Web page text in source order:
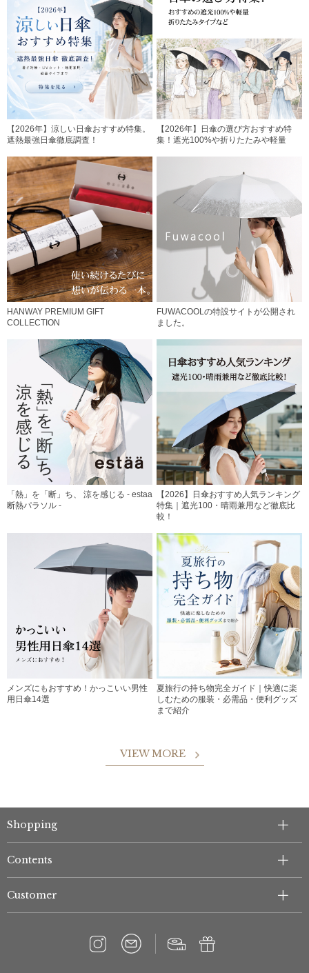
【2026年】涼しい日傘おすすめ特集。
遮熱最強日傘徹底調査！
【2026年】日傘の選び方おすすめ特
集！遮光100%や折りたたみや軽量
HANWAY PREMIUM GIFT
COLLECTION
FUWACOOLの特設サイトが公開され
ました。
「熱」を「断」ち、 涼を感じる - estaa
断熱パラソル -
【2026】日傘おすすめ人気ランキング
特集｜遮光100・晴雨兼用など徹底比
較！
メンズにもおすすめ！かっこいい男性
用日傘14選
夏旅行の持ち物完全ガイド｜快適に楽
しむための服装・必需品・便利グッズ
まで紹介
VIEW MORE
Shopping
Contents
Customer